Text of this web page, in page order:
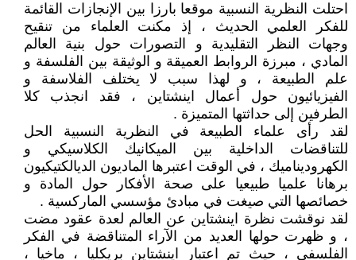
احتلت النظرية النسبية موقعا بارزا بين الإنجازات القائمة
للفكر العلمي الحديث ، إذ مكنت العلماء من تنقيح
وجهات النظر التقليدية و التصورات حول بنية العالم
المادي ، مبرزة الروابط العميقة و الوثيقة بين الفلسفة و
علم الطبيعة ، و لهذا سبب لا يختلف الفلاسفة و
الفيزيائيون حول أعمال اينشتاين ، فقد انجذب كلا
الطرفين إلى حداثتها المتميزة .
لقد رأى علماء الطبيعة في النظرية النسبية الحل
للتناقضات الداخلية بين الميكانيك الكلاسيكي و
الكهروديناميك ، في الوقت اعتبرها الماديون الديالكتيكيون
برهانا علميا طبيعيا على صحة الأفكار حول المادة و
خصائصها التي صيغت في مبادئ مؤسسي الماركسية .
لقد نوقشت نظرة اينشتاين عن العالم لعدة عقود مضت
، و ظهرت حولها العديد من الآراء المتناقضة في الفكر
الفلسفي ، حيث تم اعتبار اينشتاين بريكليا ، ماخيا ،